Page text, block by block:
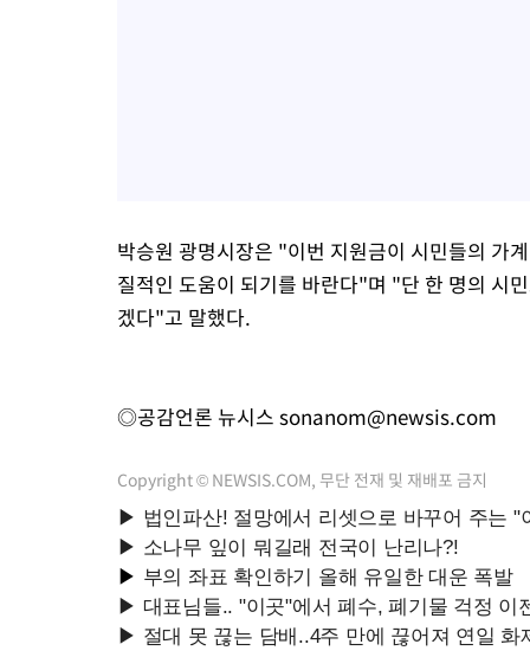
박승원 광명시장은 "이번 지원금이 시민들의 가
질적인 도움이 되기를 바란다"며 "단 한 명의 시
겠다"고 말했다.
◎공감언론 뉴시스 sonanom@newsis.com
Copyright © NEWSIS.COM, 무단 전재 및 재배포 금지